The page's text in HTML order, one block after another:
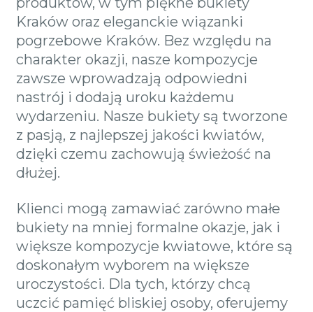
Kraków oraz eleganckie wiązanki
pogrzebowe Kraków. Bez względu na
charakter okazji, nasze kompozycje
zawsze wprowadzają odpowiedni
nastrój i dodają uroku każdemu
wydarzeniu. Nasze bukiety są tworzone
z pasją, z najlepszej jakości kwiatów,
dzięki czemu zachowują świeżość na
dłużej.
Klienci mogą zamawiać zarówno małe
bukiety na mniej formalne okazje, jak i
większe kompozycje kwiatowe, które są
doskonałym wyborem na większe
uroczystości. Dla tych, którzy chcą
uczcić pamięć bliskiej osoby, oferujemy